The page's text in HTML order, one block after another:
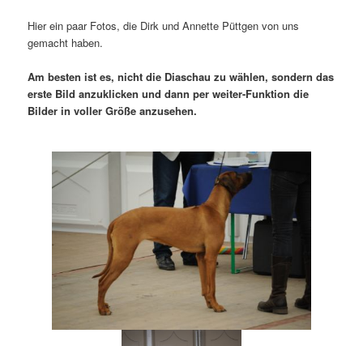
Hier ein paar Fotos, die Dirk und Annette Püttgen von uns
gemacht haben.
Am besten ist es, nicht die Diaschau zu wählen, sondern das
erste Bild anzuklicken und dann per weiter-Funktion die
Bilder in voller Größe anzusehen.